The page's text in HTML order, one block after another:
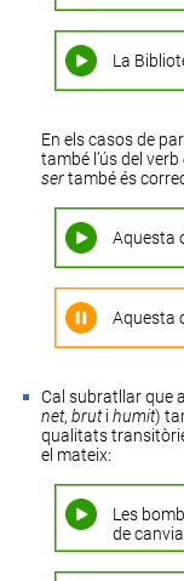
La
En els casos de
també l’ús del verb
sertambé és
Aquesta
Aquesta
Cal subratllar que
net,brutihumit)
qualitats
el mateix:
Les
de